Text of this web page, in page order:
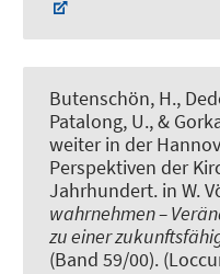
Butenschön, H.,
Patalong, U., &
weiter in der
Perspektiven der
Jahrhundert. in W.
wahrnehmen –
zu einer
(Band 59/00).